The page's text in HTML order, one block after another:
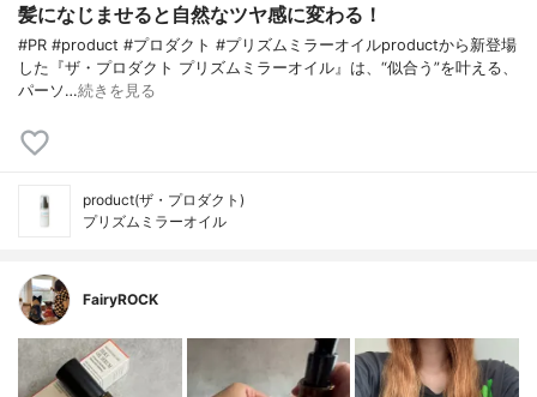
髪になじませると自然なツヤ感に変わる！
#PR #product #プロダクト #プリズムミラーオイルproductから新登場
した『ザ・プロダクト プリズムミラーオイル』は、“似合う”を叶える、
パーソ…続きを見る
product(ザ・プロダクト)
プリズムミラーオイル
FairyROCK